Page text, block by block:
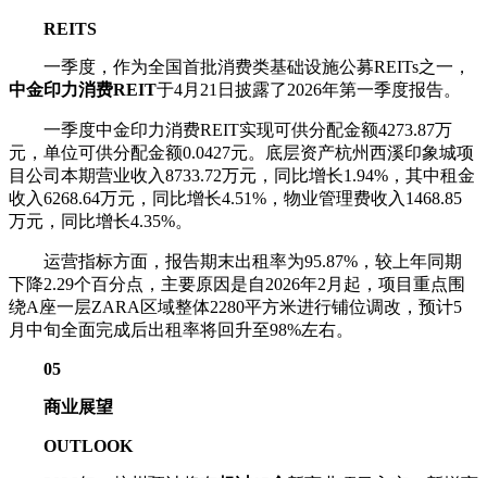
REITS
一季度，作为全国首批消费类基础设施公募REITs之一，
中金印力消费REIT于4月21日披露了2026年第一季度报告。
一季度中金印力消费REIT实现可供分配金额4273.87万
元，单位可供分配金额0.0427元。底层资产杭州西溪印象城项
目公司本期营业收入8733.72万元，同比增长1.94%，其中租金
收入6268.64万元，同比增长4.51%，物业管理费收入1468.85
万元，同比增长4.35%。
运营指标方面，报告期末出租率为95.87%，较上年同期
下降2.29个百分点，主要原因是自2026年2月起，项目重点围
绕A座一层ZARA区域整体2280平方米进行铺位调改，预计5
月中旬全面完成后出租率将回升至98%左右。
05
商业展望
OUTLOOK